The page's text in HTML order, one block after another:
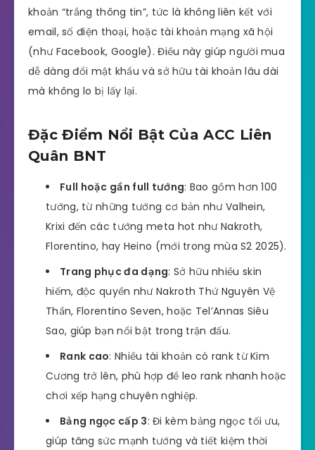
khoản “trắng thông tin”, tức là không liên kết với
email, số điện thoại, hoặc tài khoản mạng xã hội
(như Facebook, Google). Điều này giúp người mua
dễ dàng đổi mật khẩu và sở hữu tài khoản lâu dài
mà không lo bị lấy lại.
Đặc Điểm Nổi Bật Của ACC Liên
Quân BNT
Full hoặc gần full tướng: Bao gồm hơn 100
tướng, từ những tướng cơ bản như Valhein,
Krixi đến các tướng meta hot như Nakroth,
Florentino, hay Heino (mới trong mùa S2 2025).
Trang phục đa dạng: Sở hữu nhiều skin
hiếm, độc quyền như Nakroth Thứ Nguyên Vệ
Thần, Florentino Seven, hoặc Tel’Annas Siêu
Sao, giúp bạn nổi bật trong trận đấu.
Rank cao: Nhiều tài khoản có rank từ Kim
Cương trở lên, phù hợp để leo rank nhanh hoặc
chơi xếp hạng chuyên nghiệp.
Bảng ngọc cấp 3: Đi kèm bảng ngọc tối ưu,
giúp tăng sức mạnh tướng và tiết kiệm thời